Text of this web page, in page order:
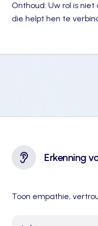
Onthoud: Uw rol is
die helpt hen te
Erkenning
Toon empathie,